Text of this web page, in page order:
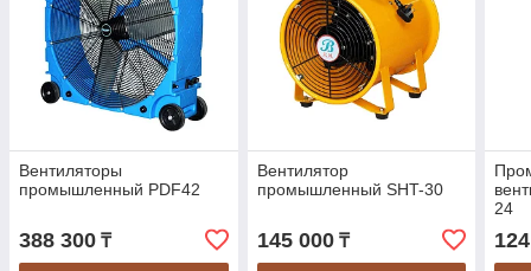
Вентиляторы
промышленный PDF42
388 300 ₸
Вентилятор
промышленный SHT-30
145 000₸
24